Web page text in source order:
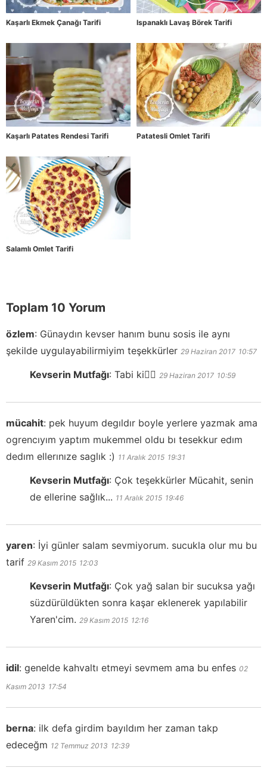
Kaşarlı Ekmek Çanağı Tarifi Ispanaklı Lavaş Börek Tarifi
Kaşarlı Patates Rendesi Tarifi Patatesli Omlet Tarifi
Salamlı Omlet Tarifi
Toplam 10 Yorum
özlem: Günaydın kevser hanım bunu sosis ile aynı
şekilde uygulayabilirmiyim teşekkürler 29 Haziran 2017 10:57
Kevserin Mutfağı: Tabi ki👍🏻 29 Haziran 2017 10:59
mücahit: pek huyum degıldır boyle yerlere yazmak ama
ogrencıyım yaptım mukemmel oldu bı tesekkur edım
dedım ellerınıze saglık :) 11 Aralık 2015 19:31
Kevserin Mutfağı: Çok teşekkürler Mücahit, senin
de ellerine sağlık... 11 Aralık 2015 19:46
yaren: İyi günler salam sevmiyorum. sucukla olur mu bu
tarif 29 Kasım 2015 12:03
Kevserin Mutfağı: Çok yağ salan bir sucuksa yağı
süzdürüldükten sonra kaşar eklenerek yapılabilir
Yaren'cim. 29 Kasım 2015 12:16
idil: genelde kahvaltı etmeyi sevmem ama bu enfes 02
Kasım 2013 17:54
berna: ilk defa girdim bayıldım her zaman takp
edeceğm 12 Temmuz 2013 12:39